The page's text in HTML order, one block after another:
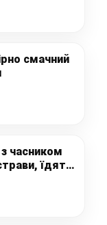
смачний
часником
їдять
(і